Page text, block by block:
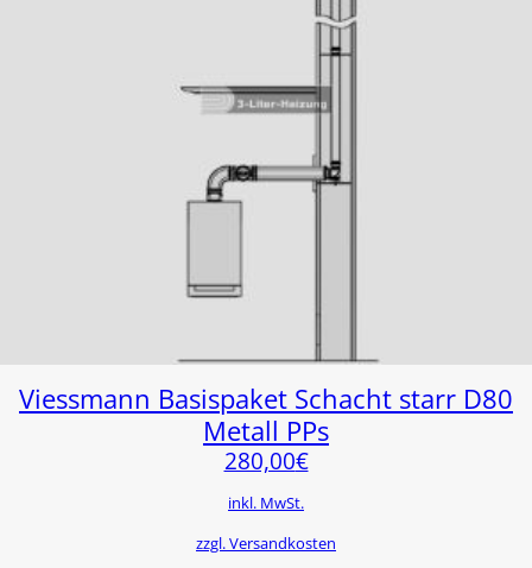
Viessmann Basispaket Schacht starr D80
Metall PPs
280,00€
inkl. MwSt.
zzgl. Versandkosten